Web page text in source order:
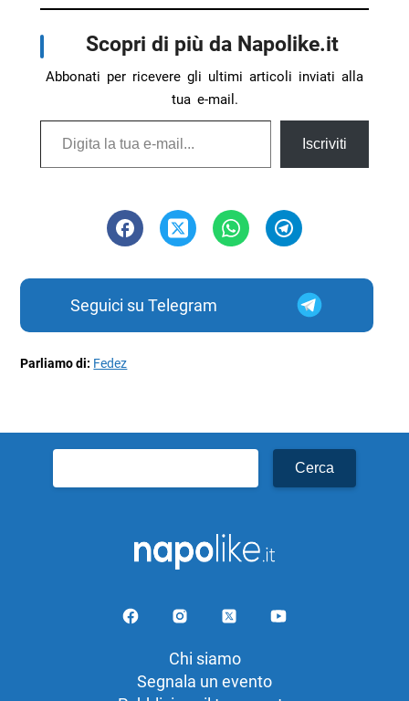
Scopri di più da Napolike.it
Abbonati per ricevere gli ultimi articoli inviati alla
tua e-mail.
Digita la tua e-mail...
Iscriviti
Seguici su Telegram
Parliamo di: Fedez
per:
Chi siamo
Segnala un evento